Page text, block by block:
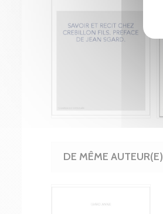
DE MÊME AUTEUR(E)